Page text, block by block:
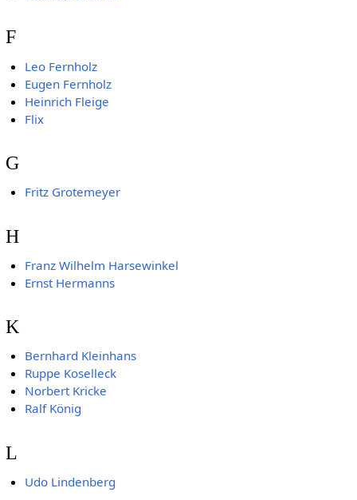
F
Leo Fernholz
Eugen Fernholz
Heinrich Fleige
Flix
G
Fritz Grotemeyer
H
Franz Wilhelm Harsewinkel
Ernst Hermanns
K
Bernhard Kleinhans
Ruppe Koselleck
Norbert Kricke
Ralf König
L
Udo Lindenberg